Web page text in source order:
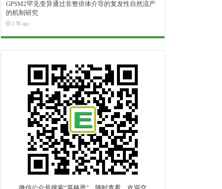
GPSM2罕见变异通过非整倍体介导的复发性自然流产
的机制研究
3 周 ago